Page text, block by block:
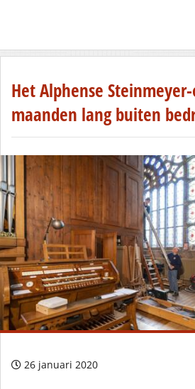
Het Alphense
maanden lang buiten
26 januari 2020